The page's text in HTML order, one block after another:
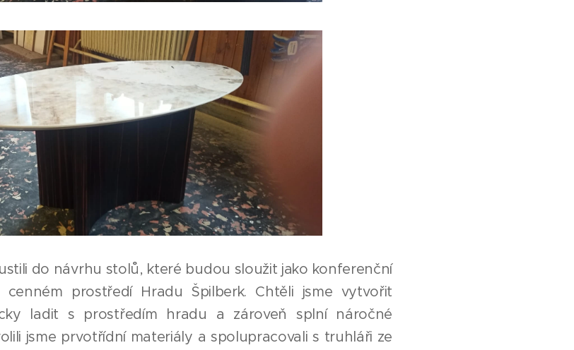
do návrhu stolů, které budou sloužit jako konferenční
prostředí Hradu Špilberk. Chtěli jsme vytvořit
ladit s prostředím hradu a zároveň splní náročné
jsme prvotřídní materiály a spolupracovali s truhláři ze